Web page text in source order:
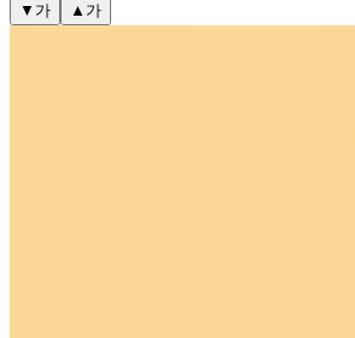
▼ 가 ▲ 가